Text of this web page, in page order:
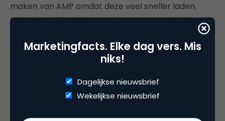
maken van AMP omdat deze veel sneller laden.
Bijvoorbeeld in de interne browsers van LinkedIn of
Twitter. Je optimaliseert in dit geval dus niet alleen
voor Google.
Kan ik zelf de AMP-versie van een
pagina testen?
Marketingfacts. Elke dag vers. Mis
niks!
Dagelijkse nieuwsbrief
Wekelijkse nieuwsbrief